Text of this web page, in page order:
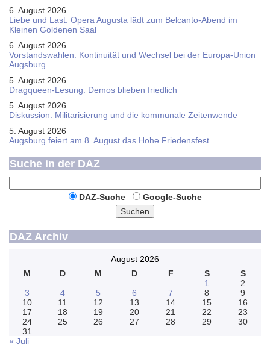
6. August 2026
Liebe und Last: Opera Augusta lädt zum Belcanto-Abend im
Kleinen Goldenen Saal
6. August 2026
Vorstandswahlen: Kontinuität und Wechsel bei der Europa-Union
Augsburg
5. August 2026
Dragqueen-Lesung: Demos blieben friedlich
5. August 2026
Diskussion: Mi­li­ta­ri­sie­rung und die kommunale Zeitenwende
5. August 2026
Augsburg feiert am 8. August das Hohe Friedensfest
Suche in der DAZ
DAZ-Suche
Google-Suche
Suchen
DAZ Archiv
August 2026
M
D M D F S
S
1
2
3
4 5 6 7 8
9
10
11 12 13 14 15
16
17
18 19 20 21 22
23
24
25 26 27 28 29
30
31
« Juli